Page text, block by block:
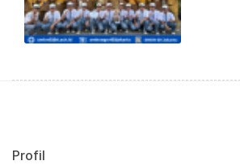
Profil